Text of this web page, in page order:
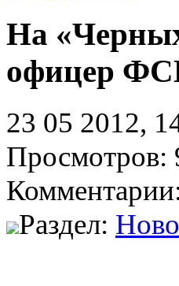
На
офицер
23 05 2012,
Просмотров:
Раздел: